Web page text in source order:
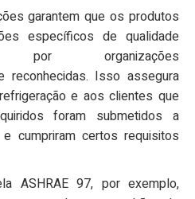
garantem que os produtos
específicos de qualidade
por organizações
reconhecidas. Isso assegura
e aos clientes que
foram submetidos a
cumpriram certos requisitos
ASHRAE 97, por exemplo,